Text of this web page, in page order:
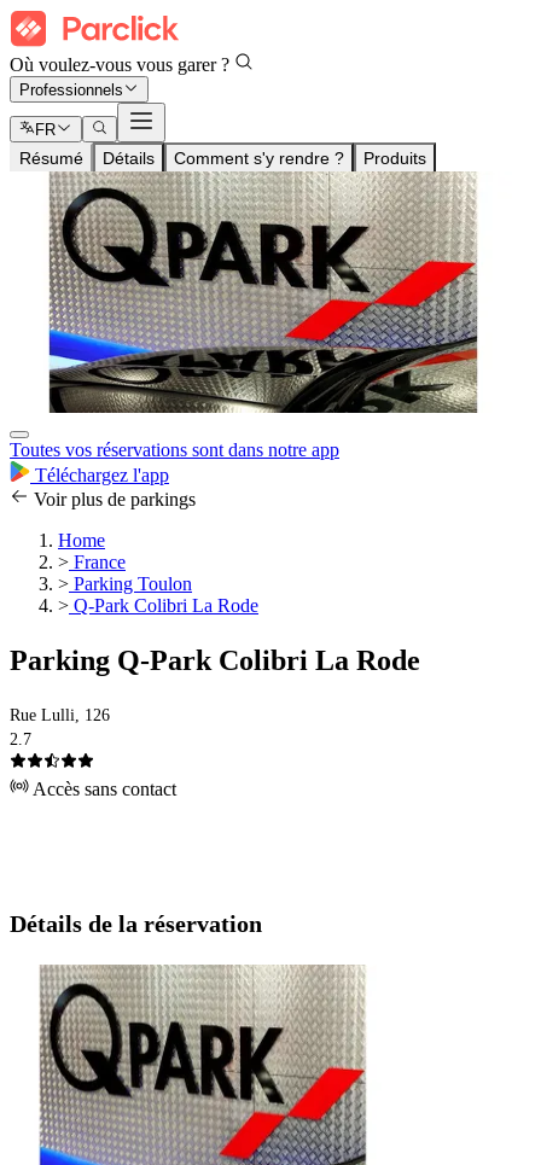
Où voulez-vous vous garer ?
Professionnels
FR
Résumé Détails Comment s'y rendre ? Produits
Toutes vos réservations sont dans notre app
Téléchargez l'app
Voir plus de parkings
Home
> France
> Parking Toulon
> Q-Park Colibri La Rode
Parking Q-Park Colibri La Rode
Rue Lulli, 126
2.7
Accès sans contact
Détails de la réservation